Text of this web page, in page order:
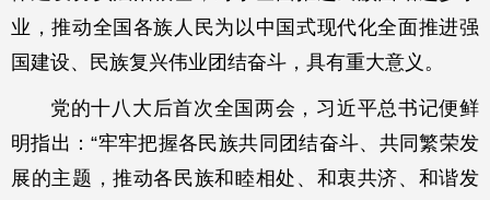
业，推动全国各族人民为以中国式现代化全面推进强
国建设、民族复兴伟业团结奋斗，具有重大意义。
党的十八大后首次全国两会，习近平总书记便鲜
明指出：“牢牢把握各民族共同团结奋斗、共同繁荣发
展的主题，推动各民族和睦相处、和衷共济、和谐发